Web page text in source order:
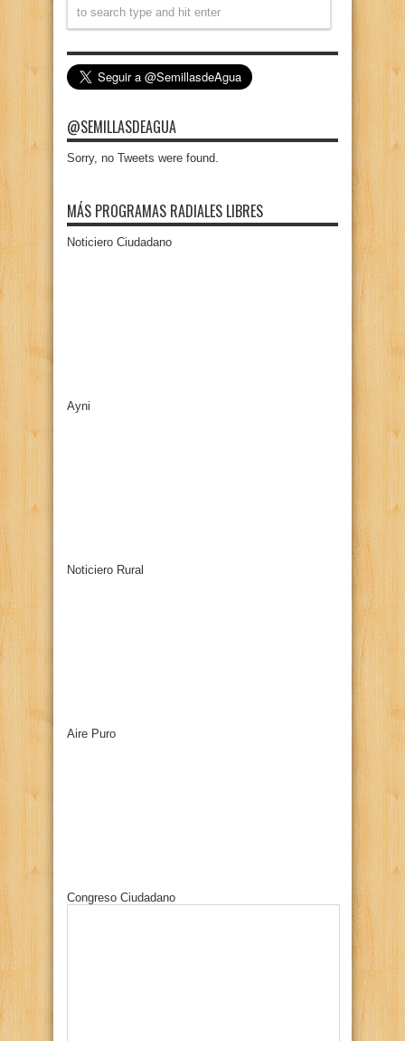
@SEMILLASDEAGUA
Sorry, no Tweets were found.
MÁS PROGRAMAS RADIALES LIBRES
Noticiero Ciudadano
Ayni
Noticiero Rural
Aire Puro
Congreso Ciudadano